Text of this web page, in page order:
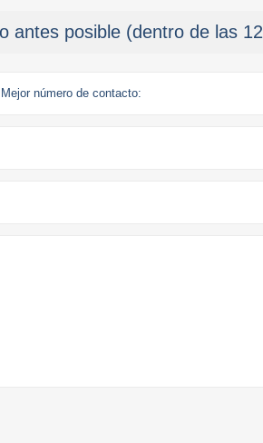
antes posible (dentro de las